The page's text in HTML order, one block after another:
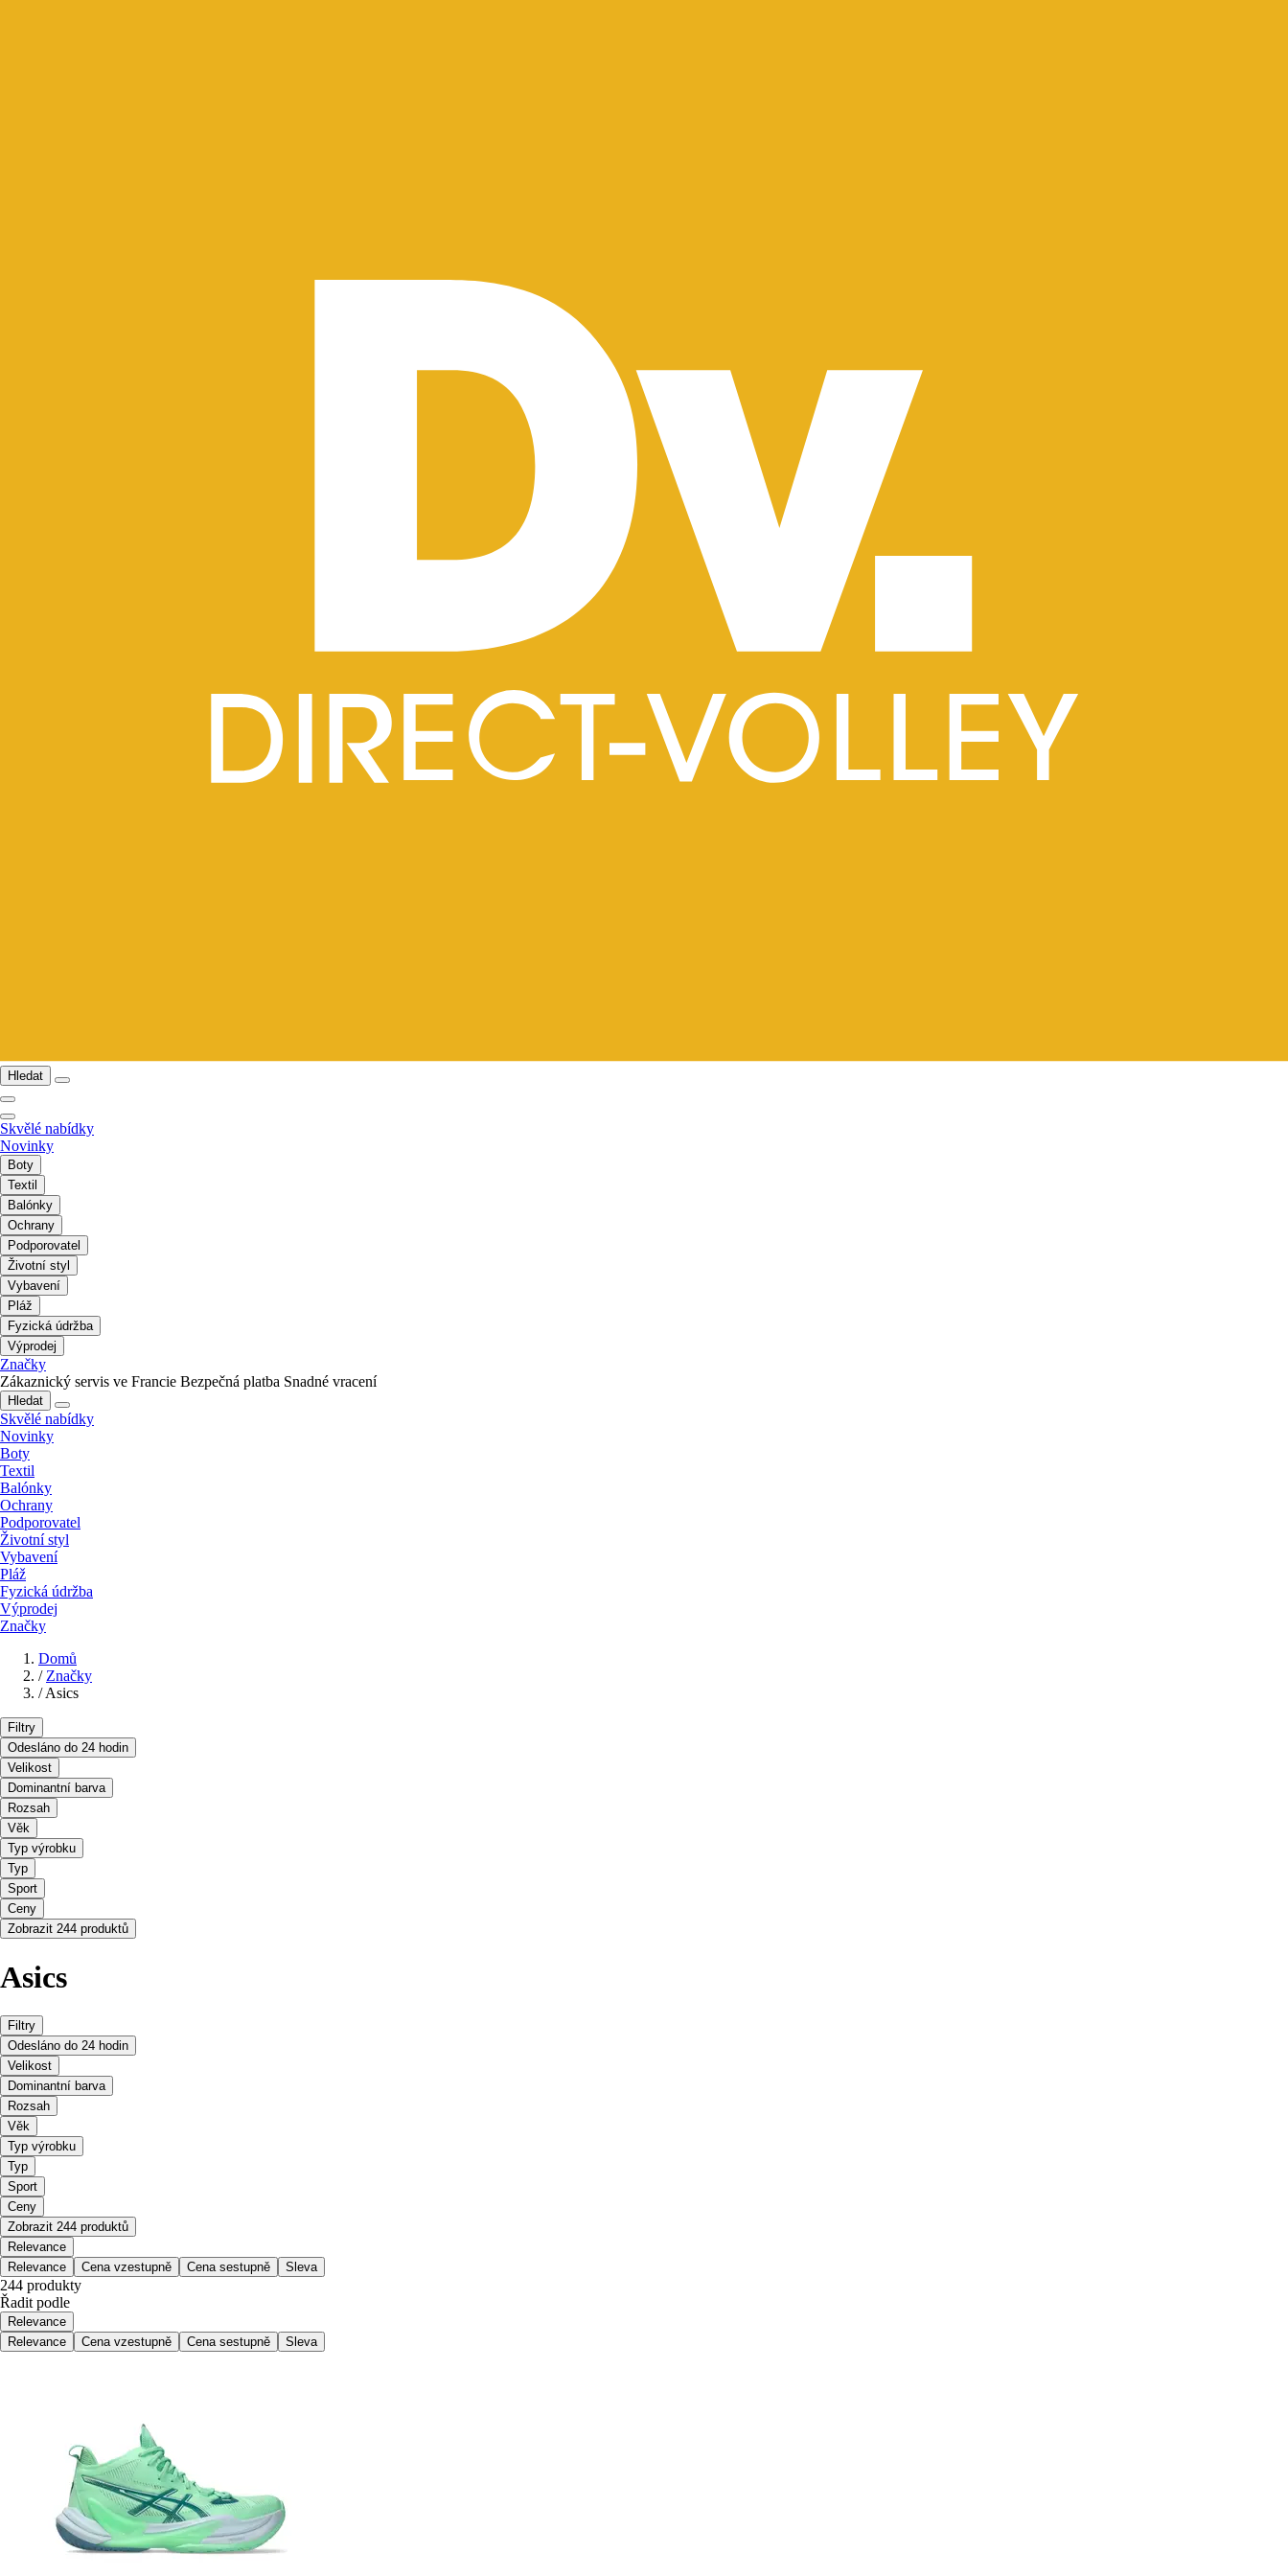
Hledat
Skvělé nabídky
Novinky
Boty
Textil
Balónky
Ochrany
Podporovatel
Životní styl
Vybavení
Pláž
Fyzická údržba
Výprodej
Značky
Zákaznický servis ve Francie Bezpečná platba Snadné vracení
Hledat
Skvělé nabídky
Novinky
Boty
Textil
Balónky
Ochrany
Podporovatel
Životní styl
Vybavení
Pláž
Fyzická údržba
Výprodej
Značky
Domů
/ Značky
/Asics
Filtry
Odesláno do 24 hodin
Velikost
Dominantní barva
Rozsah
Věk
Typ výrobku
Typ
Sport
Ceny
Zobrazit 244 produktů
Asics
Filtry
Odesláno do 24 hodin
Velikost
Dominantní barva
Rozsah
Věk
Typ výrobku
Typ
Sport
Ceny
Zobrazit 244 produktů
Relevance
Relevance
Cena vzestupně Cena sestupně Sleva
244 produkty
Řadit podle
Relevance
Relevance
Cena vzestupně Cena sestupně Sleva